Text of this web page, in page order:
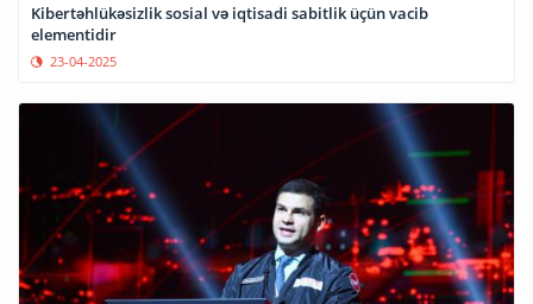
Kibertəhlükəsizlik sosial və iqtisadi sabitlik üçün vacib
elementidir
23-04-2025